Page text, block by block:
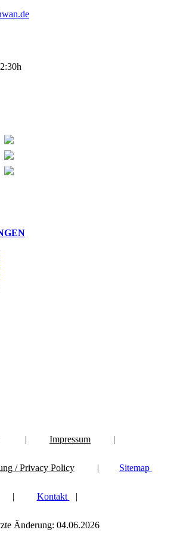
| Impressum |
/ Privacy Policy | Sitemap
| Kontakt |
Änderung: 04.06.2026